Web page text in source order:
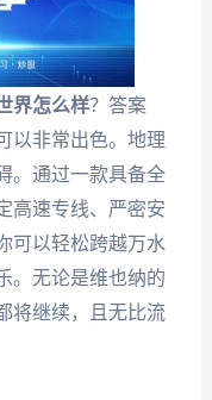
界怎么样？答案
以非常出色。地理
。通过一款具备全
高速专线、严密安
可以轻松跨越万水
。无论是维也纳的
将继续，且无比流